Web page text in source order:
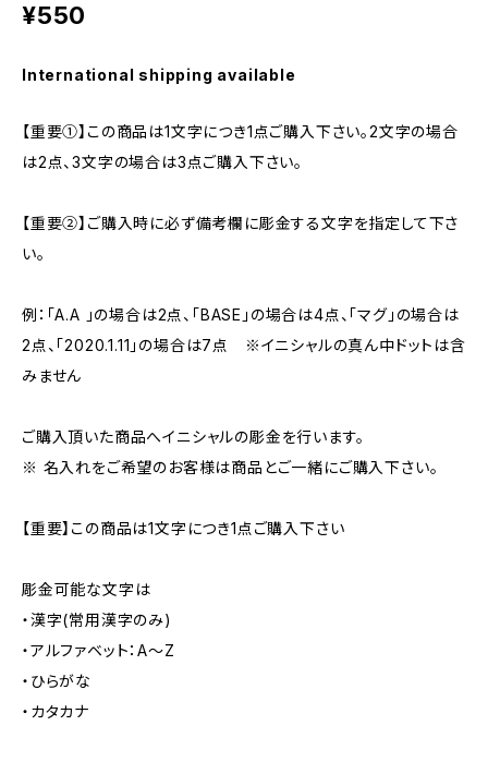
¥550
International shipping available
【重要①】この商品は1文字につき1点ご購入下さい。2文字の場合
は2点、3文字の場合は3点ご購入下さい。
【重要②】ご購入時に必ず備考欄に彫金する文字を指定して下さ
い。
例：「A.A 」の場合は2点、「BASE」の場合は4点、「マグ」の場合は
2点、「2020.1.11」の場合は7点 ※イニシャルの真ん中ドットは含
みません
ご購入頂いた商品へイニシャルの彫金を行います。
※ 名入れをご希望のお客様は商品とご一緒にご購入下さい。
【重要】この商品は1文字につき1点ご購入下さい
彫金可能な文字は
・漢字(常用漢字のみ)
・アルファベット：A〜Z
・ひらがな
・カタカナ